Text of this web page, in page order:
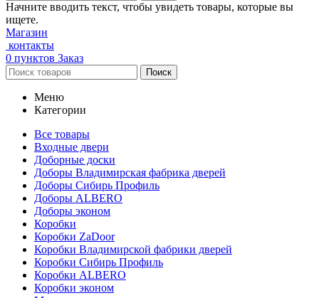
Начните вводить текст, чтобы увидеть товары, которые вы
ищете.
Магазин
контакты
0 пунктов Заказ
Поиск
Меню
Категории
Все товары
Входные двери
Доборные доски
Доборы Владимирская фабрика дверей
Доборы Сибирь Профиль
Доборы ALBERO
Доборы эконом
Коробки
Коробки ZaDoor
Коробки Владимирской фабрики дверей
Коробки Сибирь Профиль
Коробки ALBERO
Коробки эконом